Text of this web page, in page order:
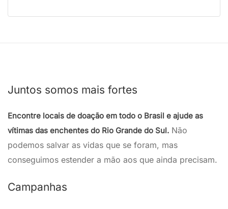
Juntos somos mais fortes
Encontre locais de doação em todo o Brasil e ajude as
vítimas das enchentes do Rio Grande do Sul. Não
podemos salvar as vidas que se foram, mas
conseguimos estender a mão aos que ainda precisam.
Campanhas